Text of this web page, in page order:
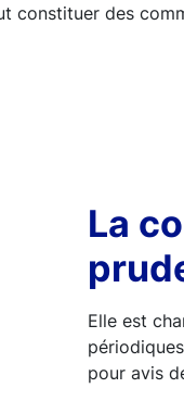
constituer des
La
Elle est
pour avis